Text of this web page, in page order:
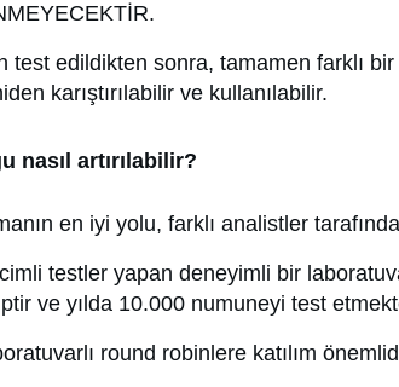
test edildikten sonra, tamamen farklı bir
karıştırılabilir ve kullanılabilir.
nasıl artırılabilir?
en iyi yolu, farklı analistler
testler yapan deneyimli bir
ve yılda 10.000 numuneyi test
round robinlere katılım